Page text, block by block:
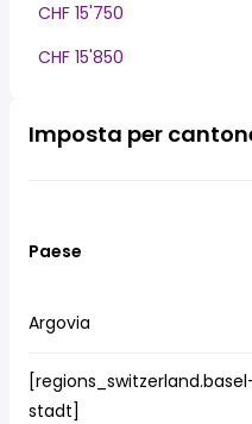
CHF 15'750
CHF 15'850
Imposta per
Paese
Argovia
stadt]